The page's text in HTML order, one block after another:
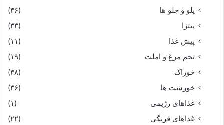
پلو و چلو ها
(۳۶)
پیتزا
(۳۳)
پیش غذا
(۱۱)
تخم مرغ و املت
(۱۹)
خوراک
(۳۸)
خورشت ها
(۳۶)
غذاهای رژیمی
(۱)
غذاهای فرنگی
(۲۲)